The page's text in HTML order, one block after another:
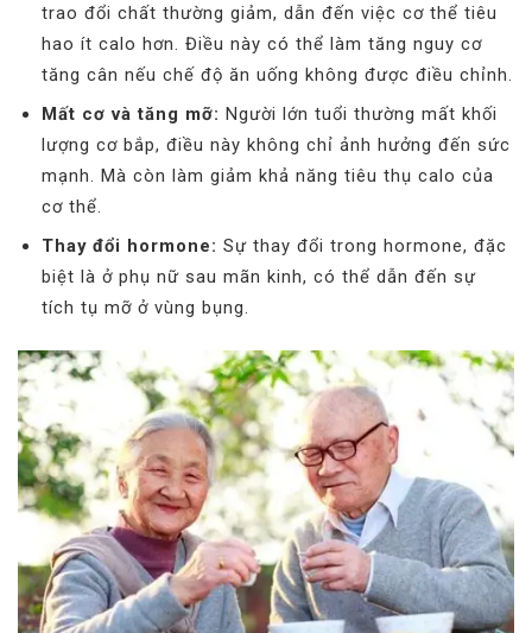
trao đổi chất thường giảm, dẫn đến việc cơ thể tiêu
hao ít calo hơn. Điều này có thể làm tăng nguy cơ
tăng cân nếu chế độ ăn uống không được điều chỉnh.
Mất cơ và tăng mỡ: Người lớn tuổi thường mất khối
lượng cơ bắp, điều này không chỉ ảnh hưởng đến sức
mạnh. Mà còn làm giảm khả năng tiêu thụ calo của
cơ thể.
Thay đổi hormone: Sự thay đổi trong hormone, đặc
biệt là ở phụ nữ sau mãn kinh, có thể dẫn đến sự
tích tụ mỡ ở vùng bụng.